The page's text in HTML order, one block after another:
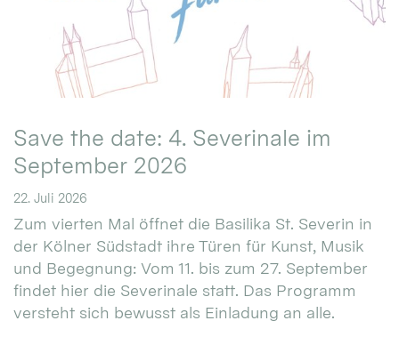
Save the date: 4. Severinale im
September 2026
22. Juli 2026
Zum vierten Mal öffnet die Basilika St. Severin in
der Kölner Südstadt ihre Türen für Kunst, Musik
und Begegnung: Vom 11. bis zum 27. September
findet hier die Severinale statt. Das Programm
versteht sich bewusst als Einladung an alle.